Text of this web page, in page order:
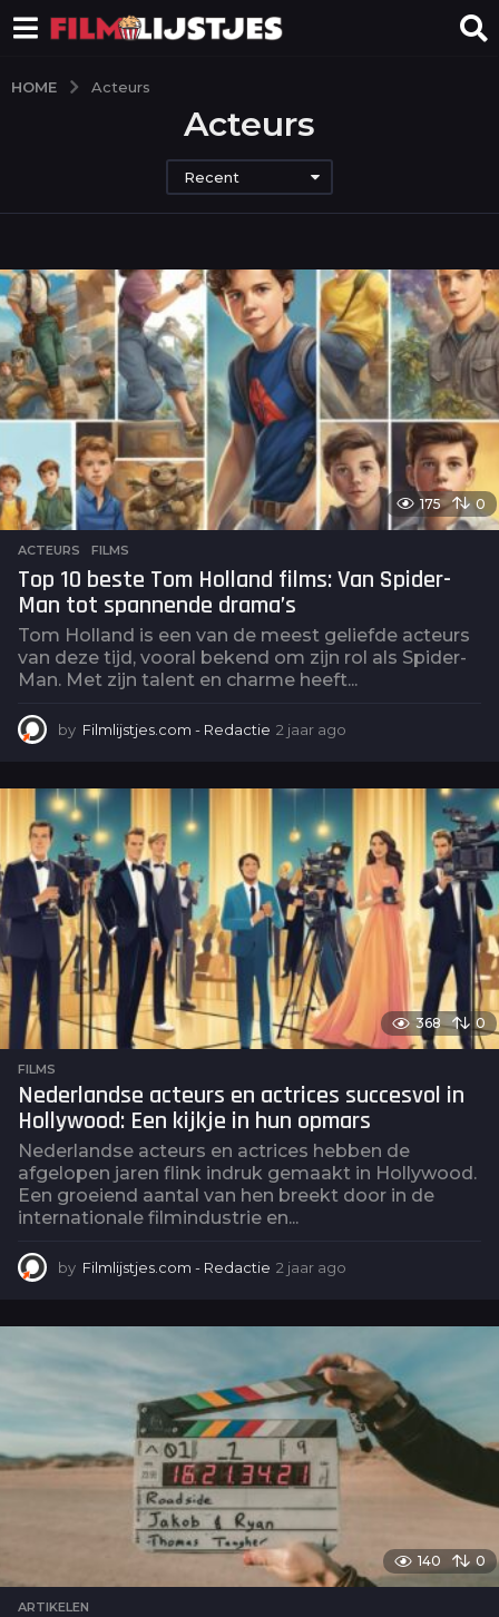
HOME Acteurs
Acteurs
Recent
175 0
ACTEURS ,FILMS
Top 10 beste Tom Holland films: Van Spider-
Man tot spannende drama’s
Tom Holland is een van de meest geliefde acteurs
van deze tijd, vooral bekend om zijn rol als Spider-
Man. Met zijn talent en charme heeft...
by Filmlijstjes.com - Redactie 2 jaar ago
a
g
o
368 0
FILMS
Nederlandse acteurs en actrices succesvol in
Hollywood: Een kijkje in hun opmars
Nederlandse acteurs en actrices hebben de
afgelopen jaren flink indruk gemaakt in Hollywood.
Een groeiend aantal van hen breekt door in de
internationale filmindustrie en...
by Filmlijstjes.com - Redactie 2 jaar ago
a
r
a
g
o
140 0
ARTIKELEN